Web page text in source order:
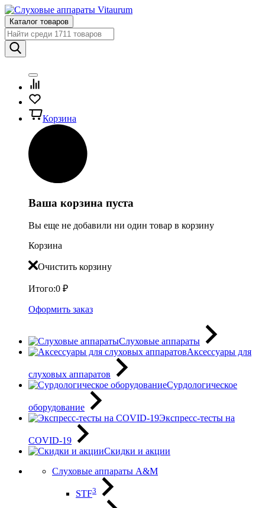
Каталог товаров
Корзина
Ваша корзина пуста
Вы еще не добавили ни один товар в корзину
Корзина
Очистить корзину
Итого:0 ₽
Оформить заказ
Слуховые аппараты
Аксессуары для
слуховых аппаратов
Сурдологическое
оборудование
Экспресс-тесты на
COVID-19
Скидки и акции
Слуховые аппараты A&M
STF3